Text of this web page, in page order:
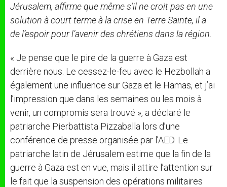
Jérusalem, affirme que même s’il ne croit pas en une
solution à court terme à la crise en Terre Sainte, il a
de l’espoir pour l’avenir des chrétiens dans la région.
« Je pense que le pire de la guerre à Gaza est
derrière nous. Le cessez-le-feu avec le Hezbollah a
également une influence sur Gaza et le Hamas, et j’ai
l’impression que dans les semaines ou les mois à
venir, un compromis sera trouvé », a déclaré le
patriarche Pierbattista Pizzaballa lors d’une
conférence de presse organisée par l’AED. Le
patriarche latin de Jérusalem estime que la fin de la
guerre à Gaza est en vue, mais il attire l’attention sur
le fait que la suspension des opérations militaires